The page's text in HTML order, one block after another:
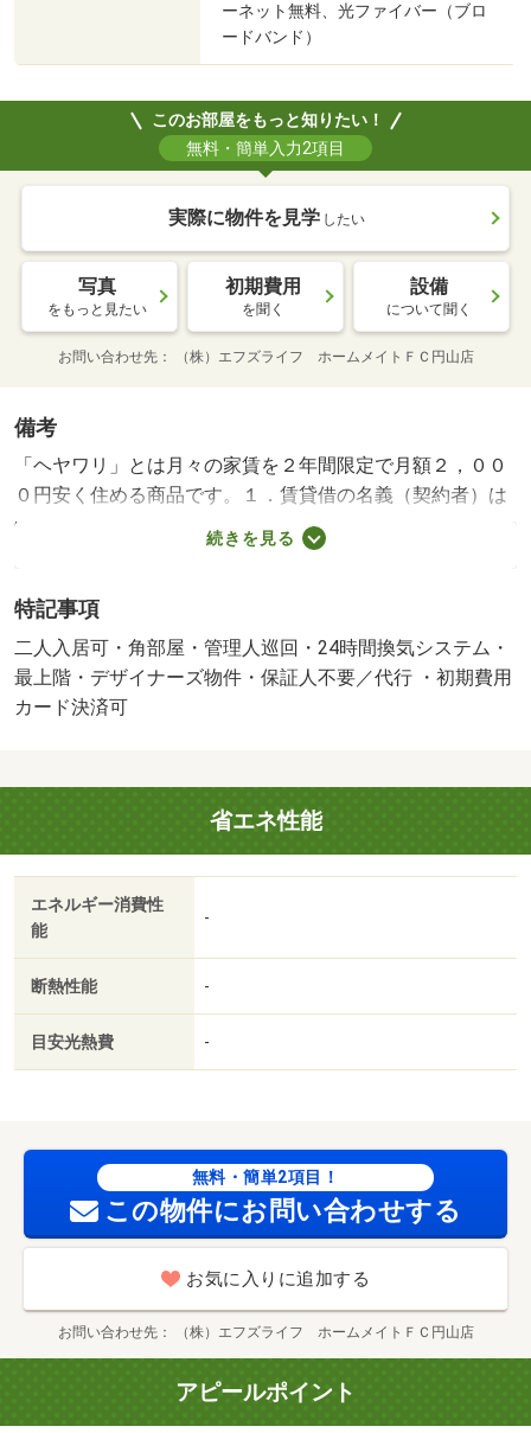
ーネット無料、光ファイバー（ブロ
ードバンド）
このお部屋をもっと知りたい！
無料・簡単入力2項目
実際に物件を見学 したい
写真
をもっと見たい
初期費用
を聞く
設備
について聞く
お問い合わせ先 （株）エフズライフ ホームメイトＦＣ円山店
備考
「ヘヤワリ」とは月々の家賃を２年間限定で月額２，００
０円安く住める商品です。１．賃貸借の名義（契約者）は
㈱リベロビジネスサポート、入居者（お客様）とリベロ間
にて転貸借契約となります。２．電力会社との契約はリベ
当初の賃料の支払いとなります。４．契約にあたりリベロ
の審査次第でお断りさせていただく場合がございます。・
賃貸保証等：加入要（初回契約時：５０％、月額：１，．
９５％）・鍵交換代：あり１１，０００円～・維持費等：
態：巡回・ホームメイト円山店は家賃を２年間２，０００
円割引可能な「ヘヤワリ」対応店舗！店舗公式ＬＩＮＥに
てご相談・内覧希望承ります→ＩＤ：＠１６７ｐｚｐｍａ
☆市内まとめてのご案内お任せ下さい（＾＾）☆・バイク
置場：なし・駐輪場：有/室内清掃費用 27500円/暖房点検
清掃料 27500円
続きを見る
特記事項
二人入居可・角部屋・管理人巡回・24時間換気システム・
最上階・デザイナーズ物件・保証人不要／代行 ・初期費用
カード決済可
省エネ性能
エネルギー消費性
能
-
断熱性能 -
目安光熱費 -
無料・簡単2項目！
この物件にお問い合わせする
お気に入りに追加する
お問い合わせ先 （株）エフズライフ ホームメイトＦＣ円山店
アピールポイント